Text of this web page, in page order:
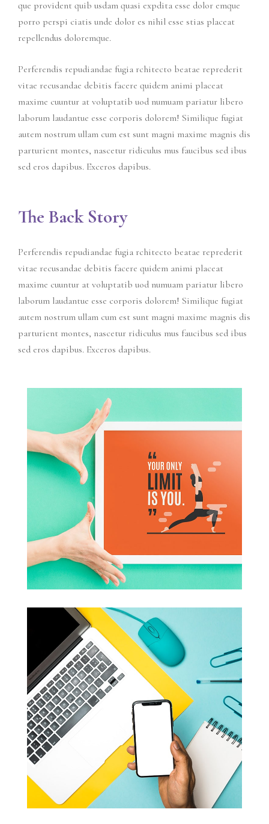
que provident quib usdam quasi expdita esse dolor emque
porro perspi ciatis unde dolor es nihil esse stias placeat
repellendus doloremque.
Perferendis repudiandae fugia rchitecto beatae reprederit
vitae recusandae debitis facere quidem animi placeat
maxime cuuntur at voluptatib uod numuam pariatur libero
laborum laudantue esse corporis dolorem! Similique fugiat
autem nostrum ullam cum est sunt magni maxime magnis dis
parturient montes, nascetur ridiculus mus faucibus sed ibus
sed eros dapibus. Exceros dapibus.
The Back Story
Perferendis repudiandae fugia rchitecto beatae reprederit
vitae recusandae debitis facere quidem animi placeat
maxime cuuntur at voluptatib uod numuam pariatur libero
laborum laudantue esse corporis dolorem! Similique fugiat
autem nostrum ullam cum est sunt magni maxime magnis dis
parturient montes, nascetur ridiculus mus faucibus sed ibus
sed eros dapibus. Exceros dapibus.